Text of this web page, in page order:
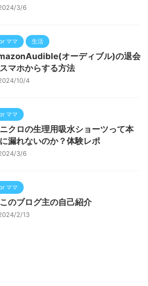
3/6
ママ 生活
オーディブル)の退会
マホからする方法
10/4
ママ
クロの生理用吸水ショーツって本
漏れないのか？体験レポ
3/6
ママ
のブログ主の自己紹介
2/13